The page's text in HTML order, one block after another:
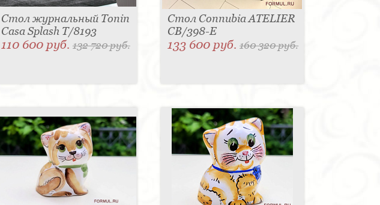
Стол журнальный Tonin
Casa Splash T/8193
110 600 руб. 132 720 руб.
Стол Connubia ATELIER
CB/398-Е
133 600 руб.160 320 руб.